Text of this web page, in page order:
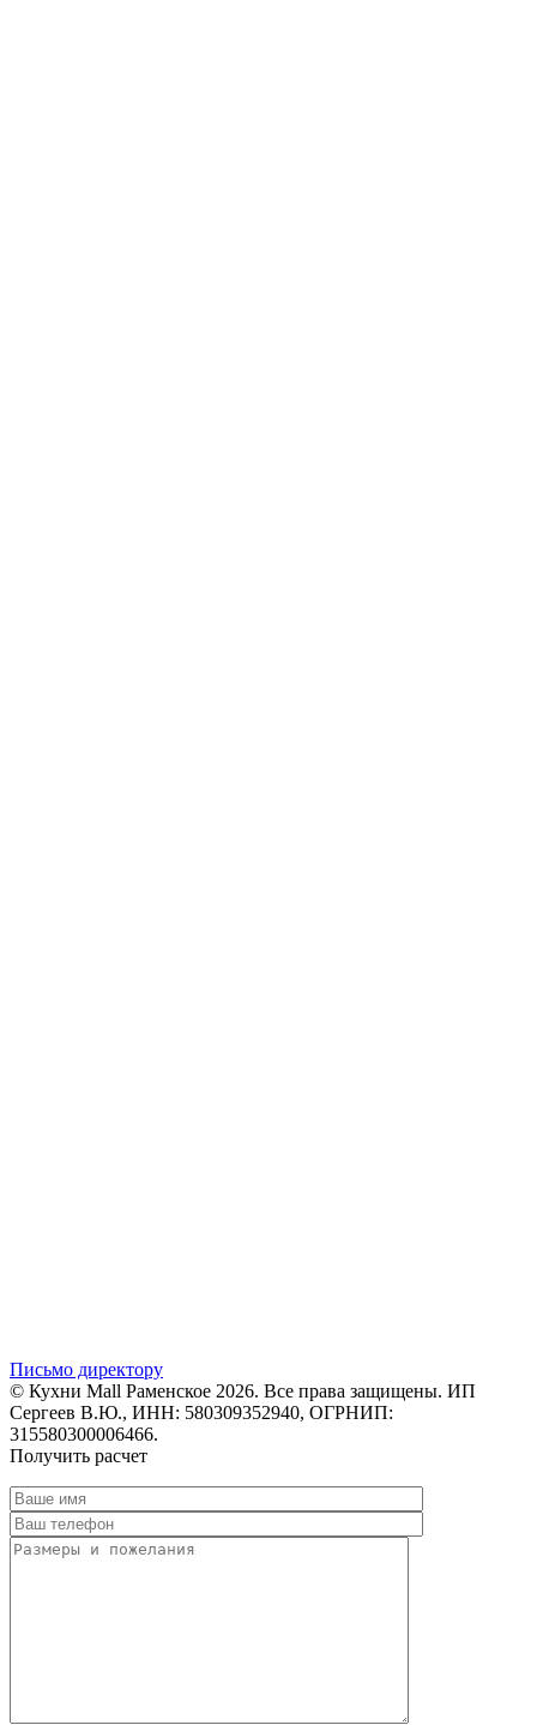
Письмо директору
© Кухни Mall Раменское 2026. Все права защищены. ИП
Сергеев В.Ю., ИНН: 580309352940, ОГРНИП:
315580300006466.
Получить расчет